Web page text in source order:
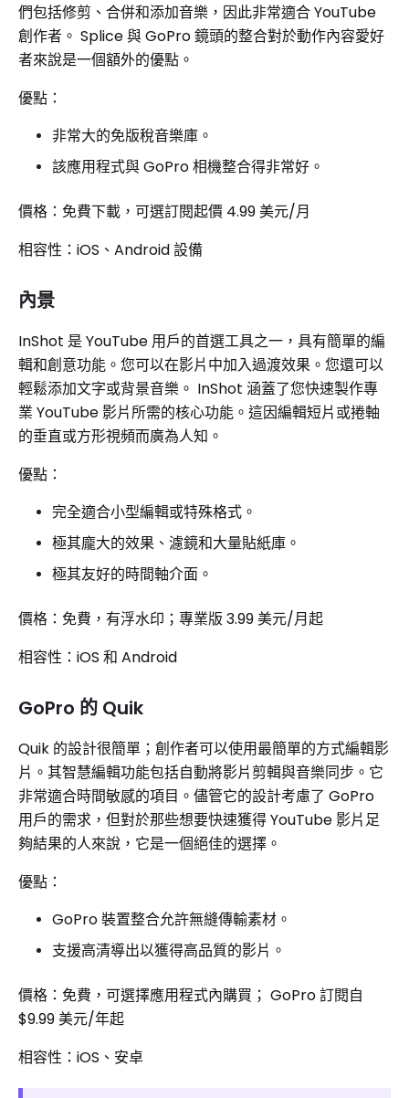
們包括修剪、合併和添加音樂，因此非常適合 YouTube
創作者。 Splice 與 GoPro 鏡頭的整合對於動作內容愛好
者來說是一個額外的優點。
優點：
非常大的免版稅音樂庫。
該應用程式與 GoPro 相機整合得非常好。
價格：免費下載，可選訂閱起價 4.99 美元/月
相容性：iOS、Android 設備
內景
InShot 是 YouTube 用戶的首選工具之一，具有簡單的編
輯和創意功能。您可以在影片中加入過渡效果。您還可以
輕鬆添加文字或背景音樂。 InShot 涵蓋了您快速製作專
業 YouTube 影片所需的核心功能。這因編輯短片或捲軸
的垂直或方形視頻而廣為人知。
優點：
完全適合小型編輯或特殊格式。
極其龐大的效果、濾鏡和大量貼紙庫。
極其友好的時間軸介面。
價格：免費，有浮水印；專業版 3.99 美元/月起
相容性：iOS 和 Android
GoPro 的 Quik
Quik 的設計很簡單；創作者可以使用最簡單的方式編輯影
片。其智慧編輯功能包括自動將影片剪輯與音樂同步。它
非常適合時間敏感的項目。儘管它的設計考慮了 GoPro
用戶的需求，但對於那些想要快速獲得 YouTube 影片足
夠結果的人來說，它是一個絕佳的選擇。
優點：
GoPro 裝置整合允許無縫傳輸素材。
支援高清導出以獲得高品質的影片。
價格：免費，可選擇應用程式內購買； GoPro 訂閱自
$9.99 美元/年起
相容性：iOS、安卓